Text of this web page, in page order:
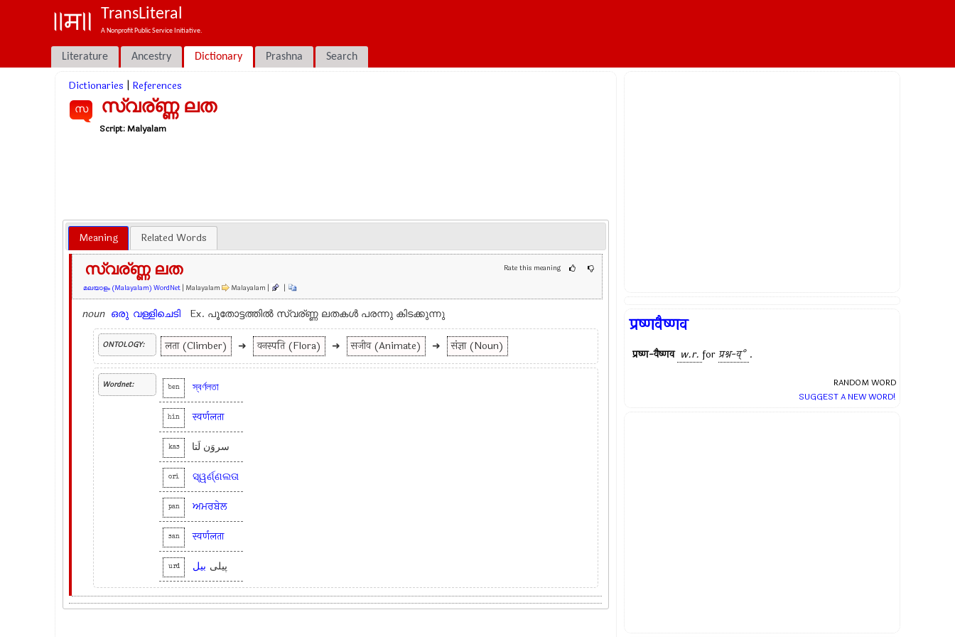
TransLiteral
A Nonprofit Public Service Initiative.
Literature Ancestry Dictionary Prashna Search
Dictionaries References
സ സ്വര്ണ്ണ ലത
Script:Malyalam
Meaning Related Words
Rate this meaning
സ്വര്ണ്ണ ലത
മലയാളം (Malayalam) WordNet| Malayalam Malayalam | |
noun ഒരു വള്ളിചെടി Ex. പൂതോട്ടത്തില്‍ സ്വര്ണ്ണ ലതകള്‍ പരന്നു കിടക്കുന്നു
ONTOLOGY: लता (Climber) ➜ वनस्पति (Flora) ➜ सजीव (Animate) ➜ संज्ञा (Noun)
Wordnet: ben স্বর্ণলতা
hin स्वर्णलता
kas سروَن لَتا
ori ସ୍ୱର୍ଣ୍ଣଲତା
pan ਅਮਰਬੇਲ
san स्वर्णलता
urd پیلی بیل
प्रष्णवैष्णव
प्रष्ण-वैष्णव w.r. for प्रश्न-व्° .
RANDOM WORD
SUGGEST A NEW WORD!